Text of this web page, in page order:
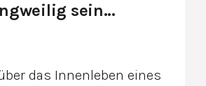
sein…
das Innenleben eines